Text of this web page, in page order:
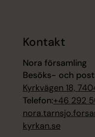
Kontakt
Nora församling
Besöks- och
Kyrkvägen 18,
Telefon:+46 292
kyrkan.se